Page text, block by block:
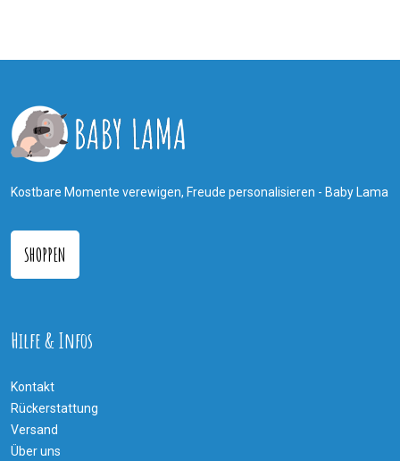
Kostbare Momente verewigen, Freude personalisieren - Baby Lama
SHOPPEN
Hilfe & Infos
Kontakt
Rückerstattung
Versand
Über uns